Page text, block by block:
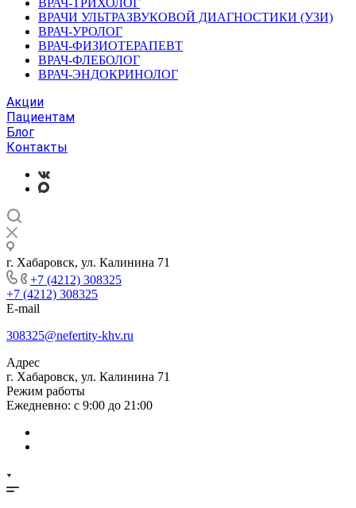
ВРАЧ-ТРИХОЛОГ
ВРАЧИ УЛЬТРАЗВУКОВОЙ ДИАГНОСТИКИ (УЗИ)
ВРАЧ-УРОЛОГ
ВРАЧ-ФИЗИОТЕРАПЕВТ
ВРАЧ-ФЛЕБОЛОГ
ВРАЧ-ЭНДОКРИНОЛОГ
Акции
Пациентам
Блог
Контакты
г. Хабаровск, ул. Калинина 71
+7 (4212) 308325
+7 (4212) 308325
E-mail
308325@nefertity-khv.ru
Адрес
г. Хабаровск, ул. Калинина 71
Режим работы
Ежедневно: с 9:00 до 21:00